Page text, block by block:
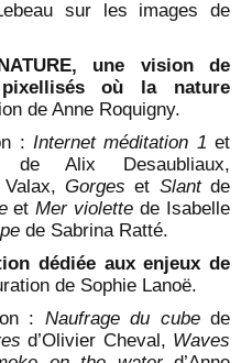
sur les images de
une vision de
où la nature
de Anne Roquigny.
: Internet méditation 1 et
Alix Desaubliaux,
Valax,Gorges et Slantde
etMer violette de Isabelle
de Sabrina Ratté.
dédiée aux enjeux de
de Sophie Lanoë.
: Naufrage du cubede
d’Olivier Cheval, Waves